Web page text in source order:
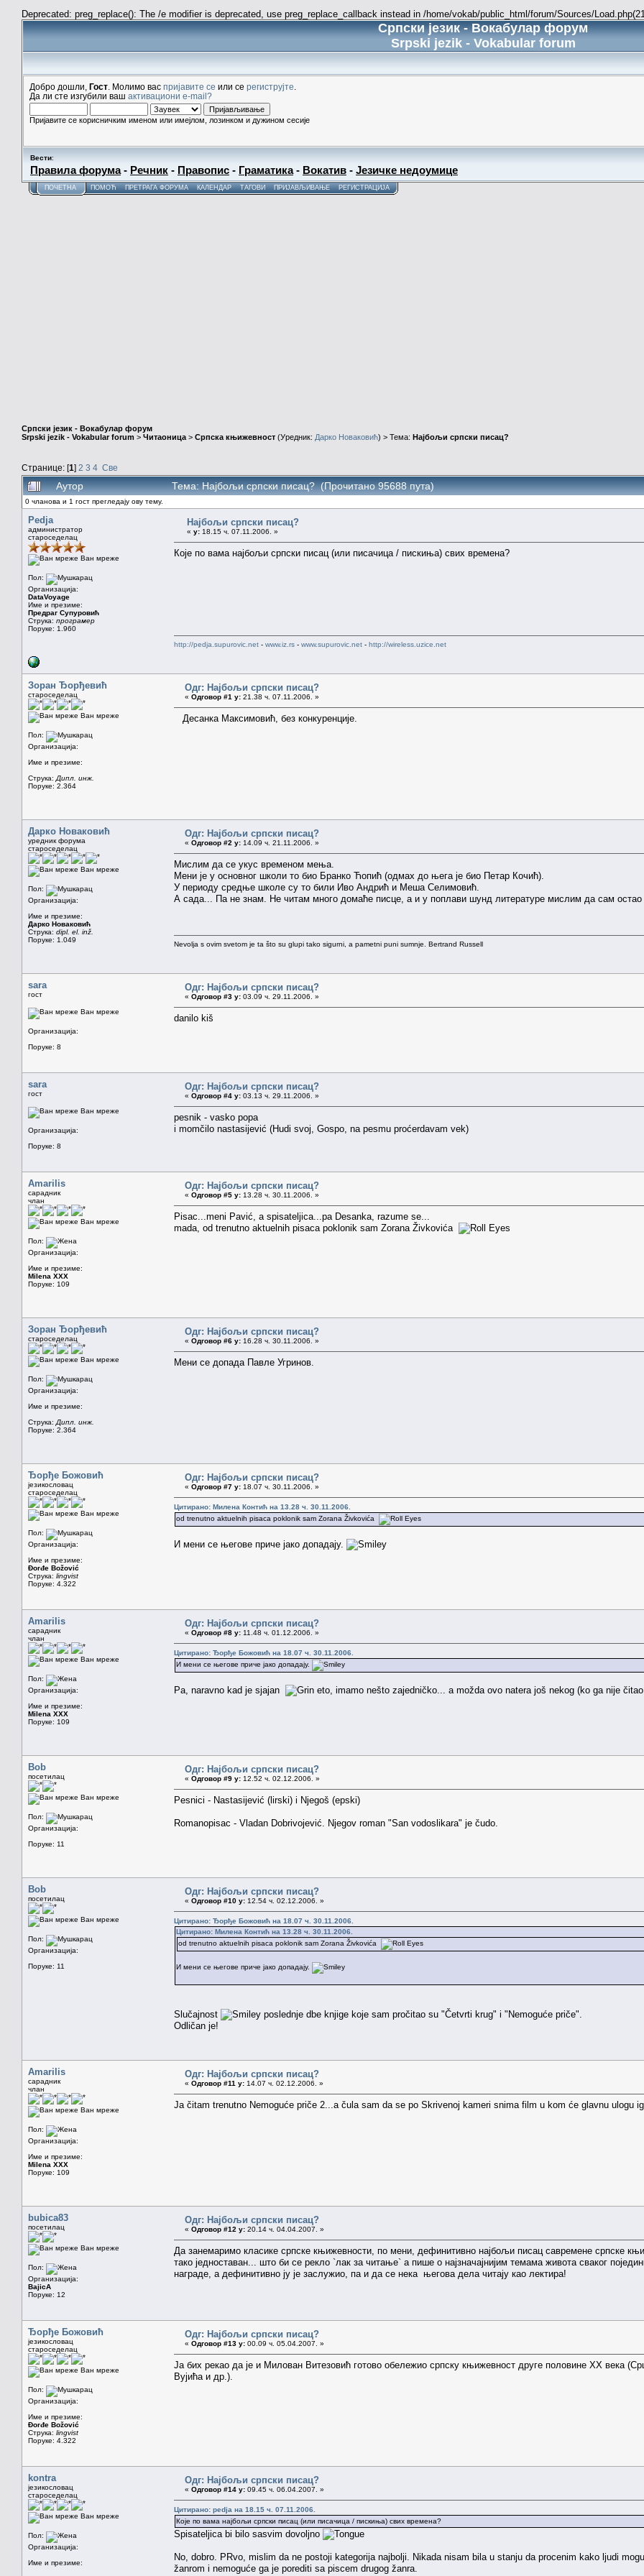
Deprecated: preg_replace(): The /e modifier is deprecated, use preg_replace_callback instead in /home/vokab/public_html/forum/Sources/
Српски језик - Вокабулар форум
Srpski jezik - Vokabular forum
Добро дошли, Гост . Молимо вас пријавите се или се региструјте
Да ли сте изгубили ваш активациони e-mail?
Пријавите се корисничким именом или имејлом, лозинком и дужином сесије
Вести:
Правила форума- Речник - Правопис - Граматика- Вокатив - Језичке недоумице
ПОЧЕТНА ПОМОЋ ПРЕТРАГА ФОРУМА КАЛЕНДАР ТАГОВИ ПРИЈАВЉИВАЊЕ РЕГИСТРАЦИЈА
Српски језик - Вокабулар форум
Srpski jezik - Vokabular forum > Читаоница > Српска књижевност (Уредник: Дарко Новаковић) > Тема: Најбољи српски писац?
Странице: [1] 2 3 4 Све
Аутор Тема: Најбољи српски писац? (Прочитано 95688 пута)
0 чланова и 1 гост прегледају ову тему.
Pedja
администратор
староседелац
Ван мреже
Пол:
Организација:
DataVoyage
Име и презиме:
Предраг Супуровић
Струка: програмер
Поруке: 1.960
Најбољи српски писац?
« у: 18.15 ч. 07.11.2006. »
Које по вама најбољи српски писац (или писачица / пискиња) свих времена?
http://pedja.supurovic.net - www.iz.rs - www.supurovic.net - http://wireless.uzice.net
Зоран Ђорђевић
староседелац
Ван мреже
Пол:
Организација:
Име и презиме:
Струка: Дипл. инж.
Поруке: 2.364
Одг: Најбољи српски писац?
« Одговор #1 у: 21.38 ч. 07.11.2006. »
Десанка Максимовић, без конкуренције.
Дарко Новаковић
уредник форума
староседелац
Ван мреже
Пол:
Организација:
Име и презиме:
Дарко Новаковић
Струка: dipl. el. inž.
Поруке: 1.049
Одг: Најбољи српски писац?
« Одговор #2 у: 14.09 ч. 21.11.2006. »
Мислим да се укус временом мења.
Мени је у основног школи то био Бранко Ћопић (одмах до њега је био Петар Кочић).
У периоду средње школе су то били Иво Андрић и Меша Селимовић.
А сада... Па не знам. Не читам много домаће писце, а и у поплави шунд литературе мислим да сам
Nevolja s ovim svetom je ta što su glupi tako sigurni, a pametni puni sumnje. Bertrand Russell
sara
гост
Ван мреже
Организација:
Поруке: 8
Одг: Најбољи српски писац?
« Одговор #3 у: 03.09 ч. 29.11.2006. »
danilo kiš
sara
гост
Ван мреже
Организација:
Поруке: 8
Одг: Најбољи српски писац?
« Одговор #4 у: 03.13 ч. 29.11.2006. »
pesnik - vasko popa
i momčilo nastasijević (Hudi svoj, Gospo, na pesmu proćerdavam vek)
Amarilis
сарадник
члан
Ван мреже
Пол:
Организација:
Име и презиме:
Milena XXX
Поруке: 109
Одг: Најбољи српски писац?
« Одговор #5 у: 13.28 ч. 30.11.2006. »
Pisac...meni Pavić, a spisateljica...pa Desanka, razume se...
mada, od trenutno aktuelnih pisaca poklonik sam Zorana Živkovića
Зоран Ђорђевић
староседелац
Ван мреже
Пол:
Организација:
Име и презиме:
Струка: Дипл. инж.
Поруке: 2.364
Одг: Најбољи српски писац?
« Одговор #6 у: 16.28 ч. 30.11.2006. »
Мени се допада Павле Угринов.
Ђорђе Божовић
језикословац
староседелац
Ван мреже
Пол:
Организација:
Име и презиме:
Đorđe Božović
Струка: lingvist
Поруке: 4.322
Одг: Најбољи српски писац?
« Одговор #7 у: 18.07 ч. 30.11.2006. »
Цитирано: Милена Контић на 13.28 ч. 30.11.2006.
od trenutno aktuelnih pisaca poklonik sam Zorana Živkovića
И мени се његове приче јако допадају.
Amarilis
сарадник
члан
Ван мреже
Пол:
Организација:
Име и презиме:
Milena XXX
Поруке: 109
Одг: Најбољи српски писац?
« Одговор #8 у: 11.48 ч. 01.12.2006. »
Цитирано: Ђорђе Божовић на 18.07 ч. 30.11.2006.
И мени се његове приче јако допадају.
Pa, naravno kad je sjajan eto, imamo nešto zajedničko... a možda ovo natera još nekog (ko ga nije
Bob
посетилац
Ван мреже
Пол:
Организација:
Поруке: 11
Одг: Најбољи српски писац?
« Одговор #9 у: 12.52 ч. 02.12.2006. »
Pesnici - Nastasijević (lirski) i Njegoš (epski)
Romanopisac - Vladan Dobrivojević. Njegov roman "San vodoslikara" je čudo.
Bob
посетилац
Ван мреже
Пол:
Организација:
Поруке: 11
Одг: Најбољи српски писац?
« Одговор #10 у: 12.54 ч. 02.12.2006. »
Цитирано: Ђорђе Божовић на 18.07 ч. 30.11.2006.
Цитирано: Милена Контић на 13.28 ч. 30.11.2006.
od trenutno aktuelnih pisaca poklonik sam Zorana Živkovića
И мени се његове приче јако допадају.
Slučajnost
poslednje dbe knjige koje sam pročitao su "Četvrti krug" i "Nemoguće priče".
Odličan je!
Amarilis
сарадник
члан
Ван мреже
Пол:
Организација:
Име и презиме:
Milena XXX
Поруке: 109
Одг: Најбољи српски писац?
« Одговор #11 у: 14.07 ч. 02.12.2006. »
Ja čitam trenutno Nemoguće priče 2...a čula sam da se po Skrivenoj kameri snima film u kom će glavnu ulogu
bubica83
посетилац
Ван мреже
Пол:
Организација:
BajicA
Поруке: 12
Одг: Најбољи српски писац?
« Одговор #12 у: 20.14 ч. 04.04.2007. »
Да занемаримо класике српске књижевности, по мени, дефинитивно најбољи писац савремене српске
тако једноставан... што би се рекло `лак за читање` а пише о најзначајнијим темама живота сваког
награде, а дефинитивно ју је заслужио, па и да се нека његова дела читају као лектира!
Ђорђе Божовић
језикословац
староседелац
Ван мреже
Пол:
Организација:
Име и презиме:
Đorđe Božović
Струка: lingvist
Поруке: 4.322
Одг: Најбољи српски писац?
« Одговор #13 у: 00.09 ч. 05.04.2007. »
Ја бих рекао да је и Милован Витезовић готово обележио српску књижевност друге половине XX века
Вујића и др.).
kontra
језикословац
староседелац
Ван мреже
Пол:
Организација:
Име и презиме:
Одг: Најбољи српски писац?
« Одговор #14 у: 09.45 ч. 06.04.2007. »
Цитирано: pedja на 18.15 ч. 07.11.2006.
Које по вама најбољи српски писац (или писачица / пискиња) свих времена?
Spisateljica bi bilo sasvim dovoljno
No, dobro. PRvo, mislim da ne postoji kategorija najbolji. Nikada nisam bila u stanju da procenim kako ljudi
žanrom i nemoguće ga je porediti sa piscem drugog žanra.